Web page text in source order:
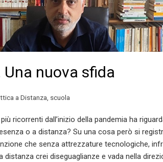
Una nuova sfida
a Distanza scuola
ricorrenti dall’inizio della pandemia ha
o a distanza? Su una cosa però si
che senza attrezzature tecnologiche,
distanza crei diseguaglianze e vada nella